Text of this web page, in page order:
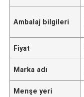
Ambalaj bilgileri
Fiyat
Marka adı
Menşe yeri